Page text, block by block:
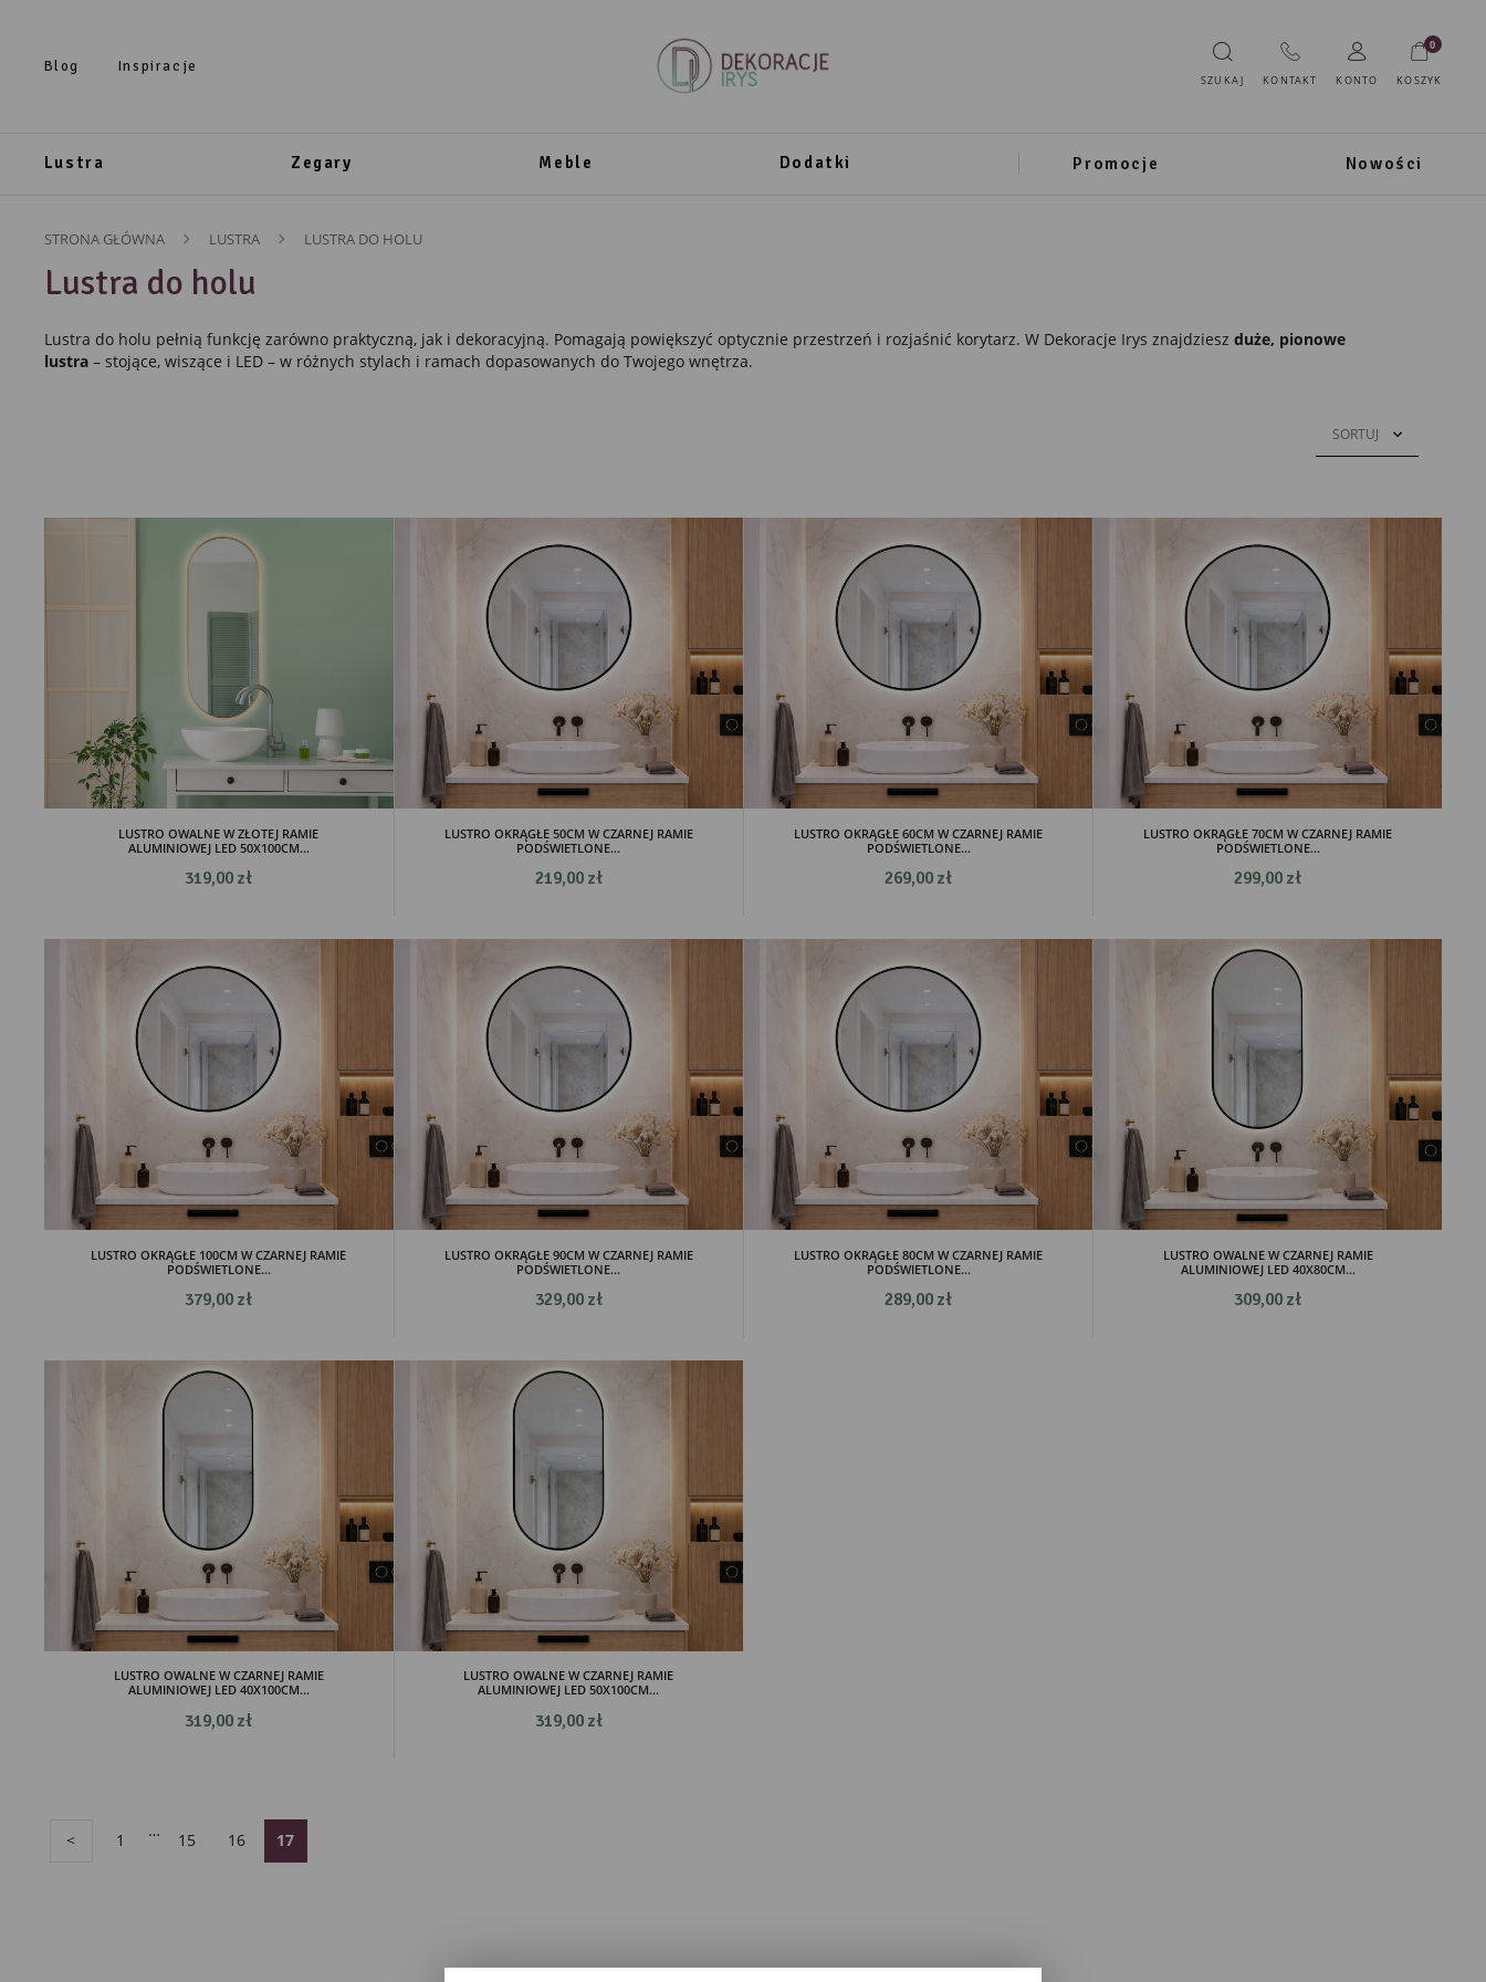
Blog Inspiracje
SZUKAJ KONTAKT KONTO KOSZYK
0
Lustra Zegary Meble Dodatki Promocje Nowości
STRONA GŁÓWNA LUSTRA LUSTRA DO HOLU
Lustra do holu
Lustra do holu pełnią funkcję zarówno praktyczną, jak i dekoracyjną. Pomagają powiększyć optycznie przestrzeń i rozjaśnić korytarz. W Dekoracje Irys znajdziesz duże, pionowe
lustra– stojące, wiszące i LED – w różnych stylach i ramach dopasowanych do Twojego wnętrza.
SORTUJ
LUSTRO OWALNE W ZŁOTEJ RAMIE
ALUMINIOWEJ LED 50X100CM...
319,00 zł
LUSTRO OKRĄGŁE 50CM W CZARNEJ RAMIE
PODŚWIETLONE...
219,00 zł
LUSTRO OKRĄGŁE 60CM W CZARNEJ RAMIE
PODŚWIETLONE...
269,00 zł
LUSTRO OKRĄGŁE 70CM W CZARNEJ RAMIE
PODŚWIETLONE...
299,00 zł
LUSTRO OKRĄGŁE 100CM W CZARNEJ RAMIE
PODŚWIETLONE...
379,00 zł
LUSTRO OKRĄGŁE 90CM W CZARNEJ RAMIE
PODŚWIETLONE...
329,00 zł
LUSTRO OKRĄGŁE 80CM W CZARNEJ RAMIE
PODŚWIETLONE...
289,00 zł
LUSTRO OWALNE W CZARNEJ RAMIE
ALUMINIOWEJ LED 40X80CM...
309,00 zł
LUSTRO OWALNE W CZARNEJ RAMIE
ALUMINIOWEJ LED 40X100CM...
319,00 zł
LUSTRO OWALNE W CZARNEJ RAMIE
ALUMINIOWEJ LED 50X100CM...
319,00 zł
< 1
…
15 16 17